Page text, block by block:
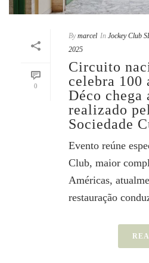
0
By marcel In Jockey Club
2025
Circuito
celebra 100
Déco chega
realizado
Sociedade
Evento reúne
Club, maior
Américas,
restauração